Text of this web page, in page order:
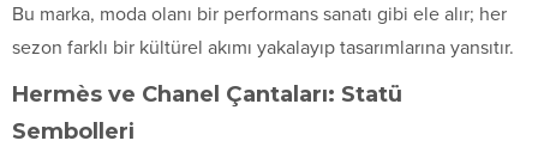
Bu marka, moda olanı bir performans sanatı gibi ele alır; her
sezon farklı bir kültürel akımı yakalayıp tasarımlarına yansıtır.
Hermès ve Chanel Çantaları: Statü
Sembolleri